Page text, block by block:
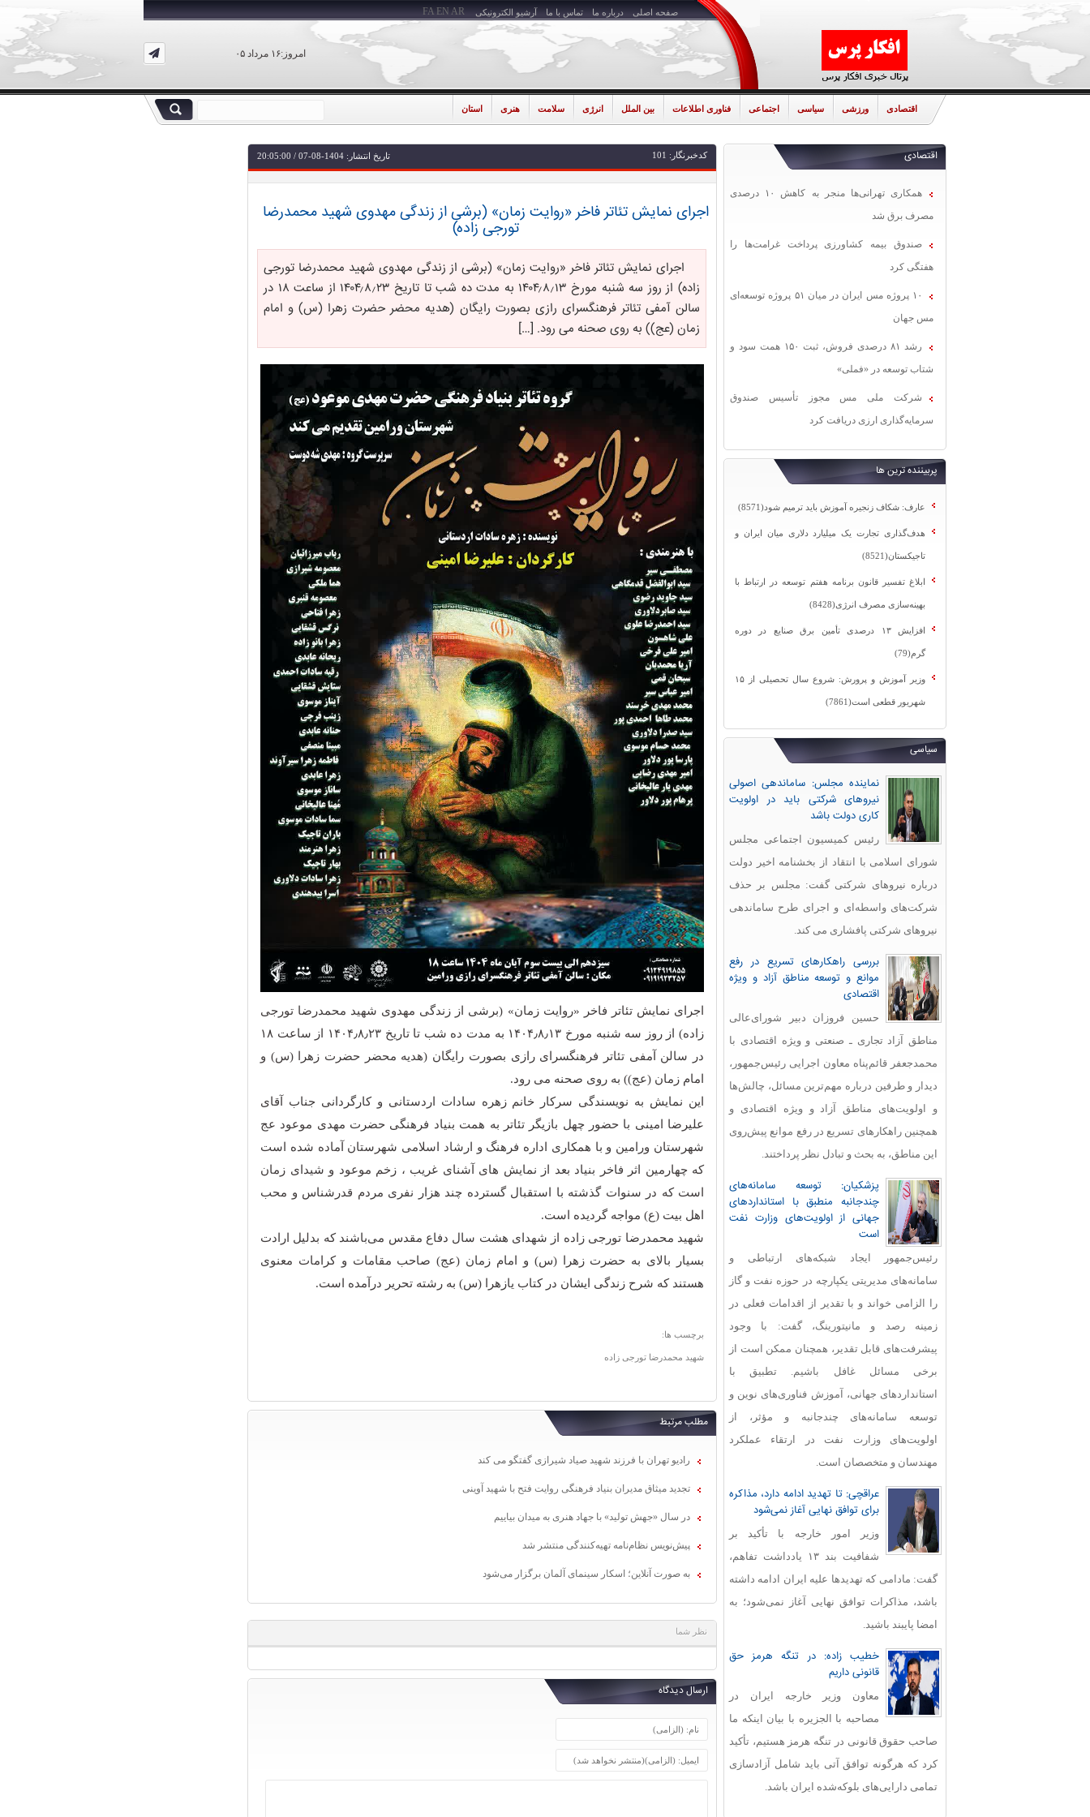
صفحه اصلی درباره ما تماس با ما آرشیو الکترونیکی
امروز:۱۶ مرداد ۰۵
FA EN AR
اقتصادی ورزشی سیاسی اجتماعی فناوری اطلاعات بین الملل انرژی سلامت هنری استان
اقتصادی
همکاری تهرانی‌ها منجر به کاهش ۱۰ درصدی
مصرف برق شد
صندوق بیمه کشاورزی پرداخت غرامت‌ها را
هفتگی کرد
۱۰ پروژه مس ایران در میان ۵۱ پروژه توسعه‌ای
مس جهان
رشد ۸۱ درصدی فروش، ثبت ۱۵۰ همت سود و
شتاب توسعه در «فملی»
شرکت ملی مس مجوز تأسیس صندوق
سرمایه‌گذاری ارزی دریافت کرد
پربیننده ترین ها
عارف: شکاف زنجیره آموزش باید ترمیم شود(8571)
هدف‌گذاری تجارت یک میلیارد دلاری میان ایران و
تاجیکستان(8521)
ابلاغ تفسیر قانون برنامه هفتم توسعه در ارتباط با
بهینه‌سازی مصرف انرژی(8428)
افزایش ۱۳ درصدی تأمین برق صنایع در دوره
گرم(79)
وزیر آموزش و پرورش: شروع سال تحصیلی از ۱۵
شهریور قطعی است(7861)
سیاسی
نماینده مجلس: ساماندهی اصولی
نیروهای شرکتی باید در اولویت
کاری دولت باشد
رئیس کمیسیون اجتماعی مجلس
شورای اسلامی با انتقاد از بخشنامه اخیر دولت
درباره نیروهای شرکتی گفت: مجلس بر حذف
شرکت‌های واسطه‌ای و اجرای طرح ساماندهی
نیروهای شرکتی پافشاری می کند.
بررسی راهکارهای تسریع در رفع
موانع و توسعه مناطق آزاد و ویژه
اقتصادی
حسین فروزان دبیر شورای‌عالی
مناطق آزاد تجاری ـ صنعتی و ویژه اقتصادی با
محمدجعفر قائم‌پناه معاون اجرایی رئیس‌جمهور،
دیدار و طرفین درباره مهم‌ترین مسائل، چالش‌ها
و اولویت‌های مناطق آزاد و ویژه اقتصادی و
همچنین راهکارهای تسریع در رفع موانع پیش‌روی
این مناطق، به بحث و تبادل نظر پرداختند.
پزشکیان: توسعه سامانه‌های
چندجانبه منطبق با استانداردهای
جهانی از اولویت‌های وزارت نفت
است
رئیس‌جمهور ایجاد شبکه‌های ارتباطی و
سامانه‌های مدیریتی یکپارچه در حوزه نفت و گاز
را الزامی خواند و با تقدیر از اقدامات فعلی در
زمینه رصد و مانیتورینگ، گفت: با وجود
پیشرفت‌های قابل‌ تقدیر، همچنان ممکن است از
برخی مسائل غافل باشیم. تطبیق با
استانداردهای جهانی، آموزش فناوری‌های نوین و
توسعه سامانه‌های چندجانبه و مؤثر، از
اولویت‌های وزارت نفت در ارتقاء عملکرد
مهندسان و متخصصان است.
عراقچی: تا تهدید ادامه دارد، مذاکره
برای توافق نهایی آغاز نمی‌شود
وزیر امور خارجه با تأکید بر
شفافیت بند ۱۳ یادداشت تفاهم،
گفت: مادامی که تهدیدها علیه ایران ادامه داشته
باشد، مذاکرات توافق نهایی آغاز نمی‌شود؛ به
امضا پایبند باشید.
خطیب زاده: در تنگه هرمز حق
قانونی داریم
معاون وزیر خارجه ایران در
مصاحبه با الجزیره با بیان اینکه ما
صاحب حقوق قانونی در تنگه هرمز هستیم، تأکید
کرد که هرگونه توافق آتی باید شامل آزادسازی
تمامی دارایی‌های بلوکه‌شده ایران باشد.
کدخبرنگار: 101 تاریخ انتشار: 1404-08-07 / 20:05:00
اجرای نمایش تئاتر فاخر «روایت زمان» (برشی از زندگی مهدوی شهید محمدرضا
تورجی زاده)
اجرای نمایش تئاتر فاخر «روایت زمان» (برشی از زندگی مهدوی شهید محمدرضا تورجی
زاده) از روز سه شنبه مورخ ۱۴۰۴٫۸٫۱۳ به مدت ده شب تا تاریخ ۱۴۰۴٫۸٫۲۳ از ساعت ۱۸ در
سالن آمفی تئاتر فرهنگسرای رازی بصورت رایگان (هدیه محضر حضرت زهرا (س) و امام
زمان (عج)) به روی صحنه می رود. […]
اجرای نمایش تئاتر فاخر «روایت زمان» (برشی از زندگی مهدوی شهید محمدرضا تورجی
زاده) ا
ز روز سه شنبه مورخ ۱۴۰۴٫۸٫۱۳ به مدت ده شب تا تاریخ ۱۴۰۴٫۸٫۲۳ از ساعت ۱۸
در سالن آمفی تئاتر فرهنگسرای رازی بصورت رایگان (هدیه محضر حضرت زهرا (س) و
امام زمان (عج)) به روی صحنه می رود.
این نمایش به نویسندگی سرکار خانم زهره سادات اردستانی و کارگردانی جناب آقای
علیرضا امینی با حضور چهل بازیگر تئاتر به همت بنیاد فرهنگی حضرت مهدی موعود عج
شهرستان ورامین و با همکاری اداره فرهنگ و ارشاد اسلامی شهرستان آماده شده است
که چهارمین اثر فاخر بنیاد بعد از نمایش های آشنای غریب ، زخم موعود و شیدای زمان
است که در سنوات گذشته با استقبال گسترده چند هزار نفری مردم قدرشناس و محب
اهل بیت (ع) مواجه گردیده است.
شهید محمدرضا تورجی زاده از شهدای هشت سال دفاع مقدس می‌باشند که بدلیل ارادت
بسیار بالای به حضرت زهرا (س) و امام زمان (عج) صاحب مقامات و کرامات معنوی
هستند که شرح زندگی ایشان در کتاب یازهرا (س) به رشته تحریر درآمده است.
برچسب ها:
شهید محمدرضا تورجی زاده
مطلب مرتبط
رادیو تهران با فرزند شهید صیاد شیرازی گفتگو می کند
تجدید میثاق مدیران بنیاد فرهنگی روایت فتح با شهید آوینی
در سال «جهش تولید» با جهاد هنری به میدان بیاییم
پیش‌نویس نظام‌نامه تهیه‌کنندگی منتشر شد
به صورت آنلاین؛ اسکار سینمای آلمان برگزار می‌شود
نظر شما
ارسال دیدگاه